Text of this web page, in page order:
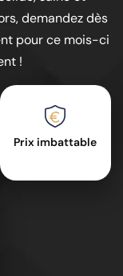
demandez dès
pour ce mois-ci
!
Prix imbattable